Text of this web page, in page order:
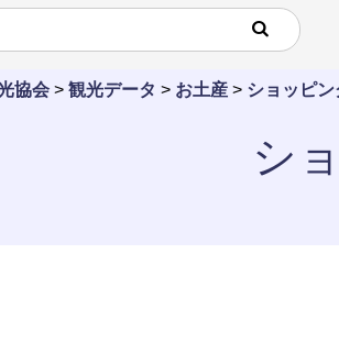
協会 > 観光データ > お土産 > ショッピ
シ